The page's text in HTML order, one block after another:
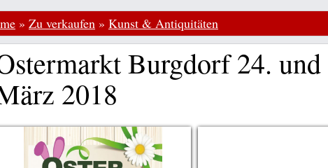
» Zu verkaufen » Kunst & Antiquitäten
Burgdorf 24. und
2018